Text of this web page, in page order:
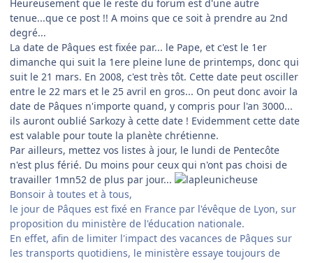
Heureusement que le reste du forum est d'une autre
tenue...que ce post !! A moins que ce soit à prendre au 2nd
degré...
La date de Pâques est fixée par... le Pape, et c'est le 1er
dimanche qui suit la 1ere pleine lune de printemps, donc qui
suit le 21 mars. En 2008, c'est très tôt. Cette date peut osciller
entre le 22 mars et le 25 avril en gros... On peut donc avoir la
date de Pâques n'importe quand, y compris pour l'an 3000...
ils auront oublié Sarkozy à cette date ! Evidemment cette date
est valable pour toute la planète chrétienne.
Par ailleurs, mettez vos listes à jour, le lundi de Pentecôte
n'est plus férié. Du moins pour ceux qui n'ont pas choisi de
travailler 1mn52 de plus par jour...
Bonsoir à toutes et à tous,
le jour de Pâques est fixé en France par l'évêque de Lyon, sur
proposition du ministère de l'éducation nationale.
En effet, afin de limiter l'impact des vacances de Pâques sur
les transports quotidiens, le ministère essaye toujours de